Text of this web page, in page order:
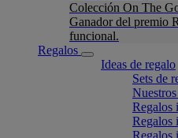
Colección On The
Ganador del premio
funcional.
Regalos
Ideas de regalo
Sets de
Regalos
Regalos
Regalos